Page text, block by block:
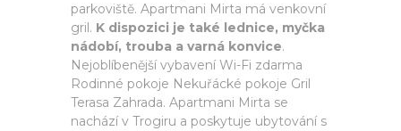
parkoviště. Apartmani Mirta má venkovní
gril. K dispozici je také lednice, myčka
nádobí, trouba a varná konvice.
Nejoblíbenější vybavení Wi-Fi zdarma
Rodinné pokoje Nekuřácké pokoje Gril
Terasa Zahrada. Apartmani Mirta se
nachází v Trogiru a poskytuje ubytování s